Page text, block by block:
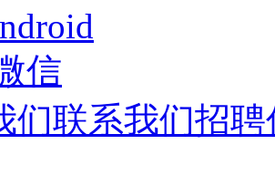
信
们联系我们招聘